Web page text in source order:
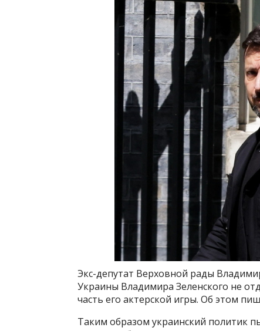
Экс-депутат Верховной рады
Украины Владимира Зеленского не
часть его актерской игры. Об этом
Таким образом украинский политик